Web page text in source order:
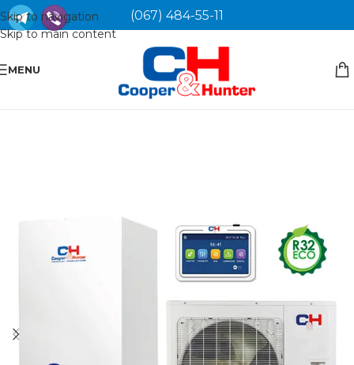
Skip to navigation
Skip to main content
(067) 484-55-11
MENU